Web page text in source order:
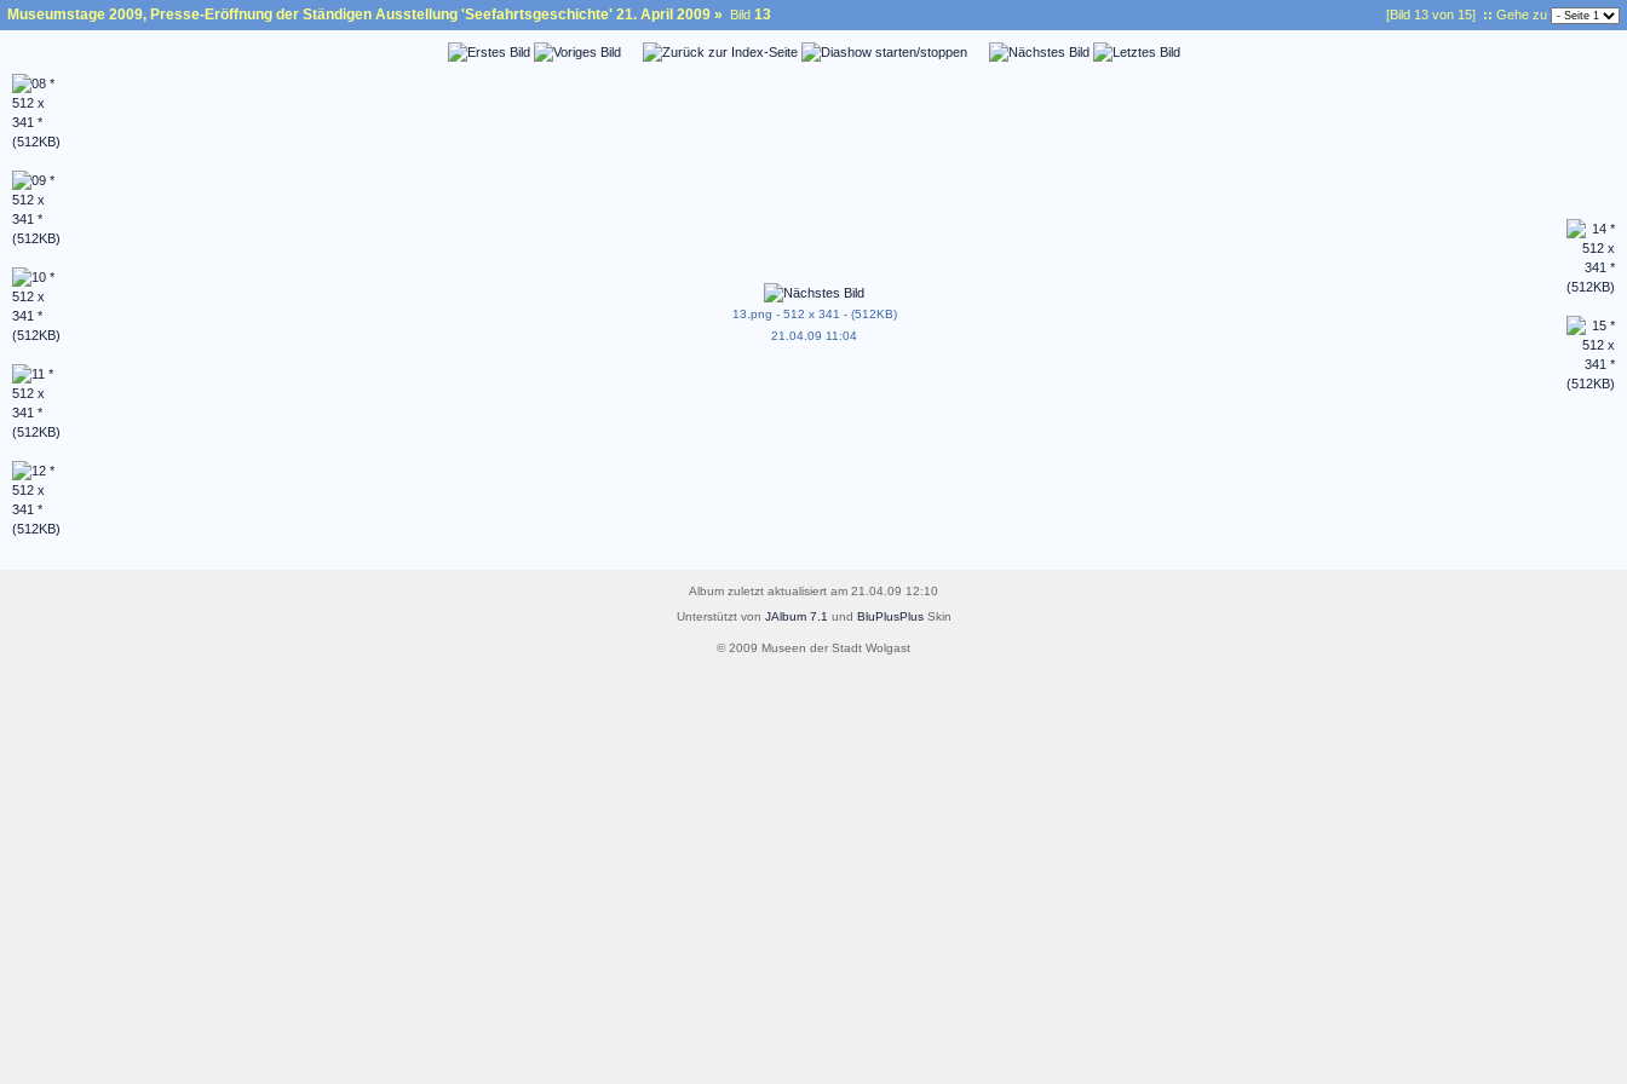
Museumstage 2009, Presse-Eröffnung der Ständigen Ausstellung 'Seefahrtsgeschichte' 21. April 2009 » Bild 13 [Bild 13 von 15] :: Gehe zu
13.png - 512 x 341 - (512KB)
21.04.09 11:04
Album zuletzt aktualisiert am 21.04.09 12:10
Unterstützt von JAlbum 7.1 und BluPlusPlusSkin
© 2009 Museen der Stadt Wolgast